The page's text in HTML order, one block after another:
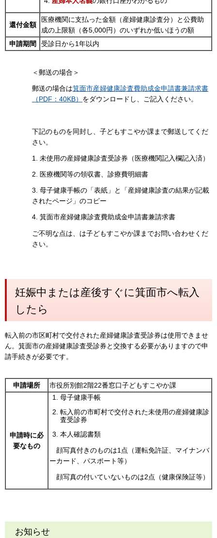
還付金額
医療機関に支払った金額（産婦健康診査分）と公費助
成の上限額（各5,000円）のいずれか低いほうの額
申請期間
受診日から1年以内
＜郵送の場合＞
郵送の場合は箕面市産婦健康診査費助成金申請書兼請求書
（PDF：40KB） をダウンロードし、ご記入ください。
下記のものを同封し、子どもすこやか課まで郵送してくだ
さい。
1. 未使用の産婦健康診査受診券（医療機関記入欄記入済）
2. 医療機関等の領収書、診療費明細書
3. 母子健康手帳の「表紙」と「産婦健康診査の結果が記載
されたページ」のコピー
4. 箕面市産婦健康診査費助成金申請書兼請求書
ご不明な点は、は子どもすこやか課までお問い合わせくだ
さい。
妊娠中または産後すぐに箕面市へ転入
したら
転入前の市区町村で交付された産婦健康診査受診券は使用できませ
ん。箕面市の産婦健康診査受診券と交換する必要がありますので申
請手続きが必要です。
申請場所 市役所別館2階22番窓口子どもすこやか課
申請時に必
要なもの
母子健康手帳
転入前の市町村で交付された未使用の産婦健康診
査受診券
本人確認書類
顔写真付きのものは1点（運転免許証、マイナンバ
ーカード、パスポート等）
顔写真の付いていないものは2点（健康保険証等）
お知らせ